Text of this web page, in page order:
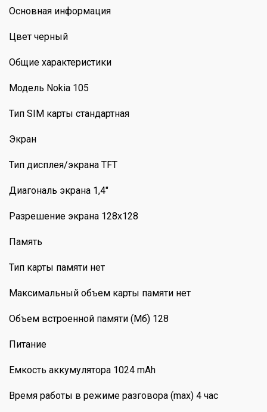
Основная информация
Цвет черный
Общие характеристики
Модель Nokia 105
Тип SIM карты стандартная
Экран
Тип дисплея/экрана TFT
Диагональ экрана 1,4"
Разрешение экрана 128х128
Память
Тип карты памяти нет
Максимальный объем карты памяти нет
Объем встроенной памяти (Мб) 128
Питание
Емкость аккумулятора 1024 mAh
Время работы в режиме разговора (max) 4 час